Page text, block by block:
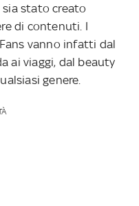
stato creato
di contenuti. I
vanno infatti dal
ai viaggi, dal beauty
genere.